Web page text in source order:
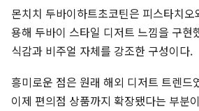
몬치치 두바이하트초코틴은 피스타치
용해 두바이 스타일 디저트 느낌을 구현
식감과 비주얼 자체를 강조한 구성이다.
흥미로운 점은 원래 해외 디저트 트렌드
이제 편의점 상품까지 확장됐다는 부분